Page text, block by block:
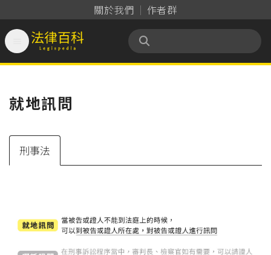
關於我們 作者群
法律百科 Legispedia
就地訊問
刑事法